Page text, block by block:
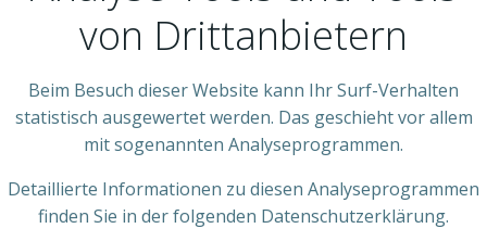
von Dritt­anbietern
Beim Besuch dieser Website kann Ihr Surf-Verhalten
statistisch ausgewertet werden. Das geschieht vor allem
mit sogenannten Analyseprogrammen.
Detaillierte Informationen zu diesen Analyseprogrammen
finden Sie in der folgenden Datenschutzerklärung.